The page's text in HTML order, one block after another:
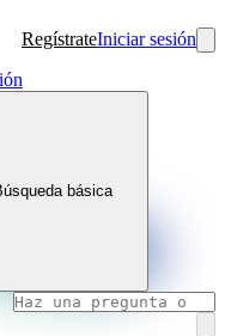
RegístrateIniciar sesión
básica